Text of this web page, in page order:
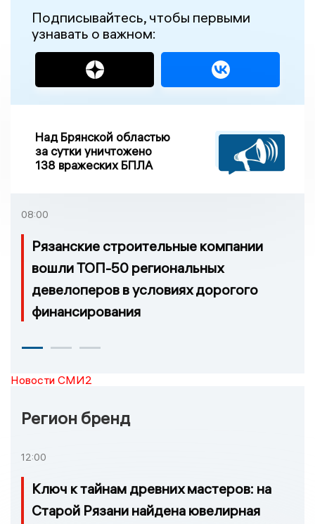
Подписывайтесь, чтобы первыми
узнавать о важном:
Над Брянской областью
за сутки уничтожено
138 вражеских БПЛА
08:00
Рязанские строительные компании
вошли ТОП-50 региональных
девелоперов в условиях дорогого
финансирования
Новости СМИ2
Регион бренд
12:00
Ключ к тайнам древних мастеров: на
Старой Рязани найдена ювелирная